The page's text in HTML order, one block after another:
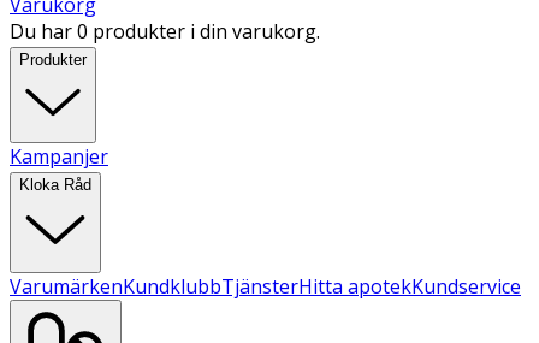
Du har 0 produkter i din varukorg.
Produkter
Kampanjer
Kloka Råd
VarumärkenKundklubbTjänsterHitta apotekKundservice